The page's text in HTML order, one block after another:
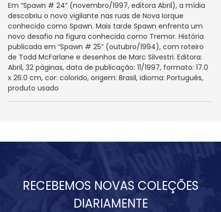
Em “Spawn # 24” (novembro/1997, editora Abril), a mídia
descobriu o novo vigilante nas ruas de Nova Iorque
conhecido como Spawn. Mais tarde Spawn enfrenta um
novo desafio na figura conhecida como Tremor. História
publicada em “Spawn # 25” (outubro/1994), com roteiro
de Todd McFarlane e desenhos de Marc Silvestri. Editora:
Abril, 32 páginas, data de publicação: 11/1997, formato: 17.0
x 26.0 cm, cor: colorido, origem: Brasil, idioma: Português,
produto usado
RECEBEMOS NOVAS COLEÇÕES
DIARIAMENTE